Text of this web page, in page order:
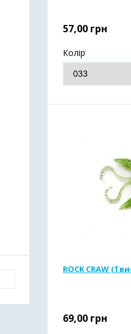
57,00 грн
Колір
ROCK CRAW
69,00 грн